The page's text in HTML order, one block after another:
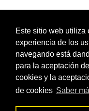
Este sitio web utiliza
experiencia de los
navegando está
para la aceptación
cookies y la
de cookies Saber
Sitemap| Cookies